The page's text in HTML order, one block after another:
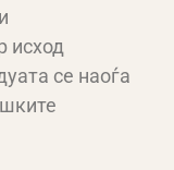
исход
се наоѓа